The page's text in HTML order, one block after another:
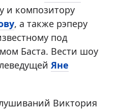
и композитору
, а также рэперу
под
Баста. Вести шоу
Яне
Виктория